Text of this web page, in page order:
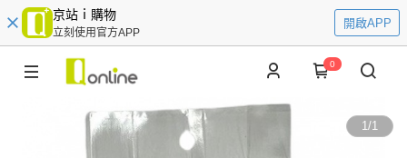
京站ｉ購物
立刻使用官方APP
開啟APP
0
1/1